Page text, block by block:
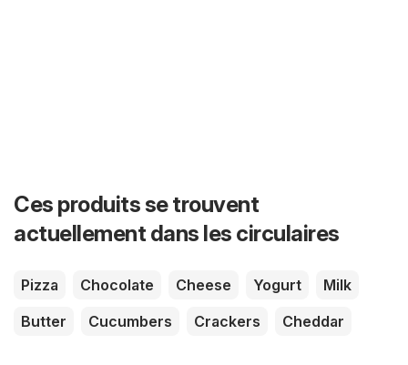
Ces produits se trouvent
actuellement dans les circulaires
Pizza Chocolate Cheese Yogurt
Milk
Butter
Cucumbers Crackers Cheddar